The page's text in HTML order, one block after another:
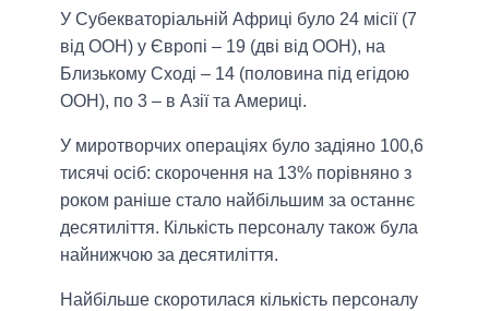
У Субекваторіальній Африці було 24 місії (7
від ООН) у Європі – 19 (дві від ООН), на
Близькому Сході – 14 (половина під егідою
ООН), по 3 – в Азії та Америці.
У миротворчих операціях було задіяно 100,6
тисячі осіб: скорочення на 13% порівняно з
роком раніше стало найбільшим за останнє
десятиліття. Кількість персоналу також була
найнижчою за десятиліття.
Найбільше скоротилася кількість персоналу